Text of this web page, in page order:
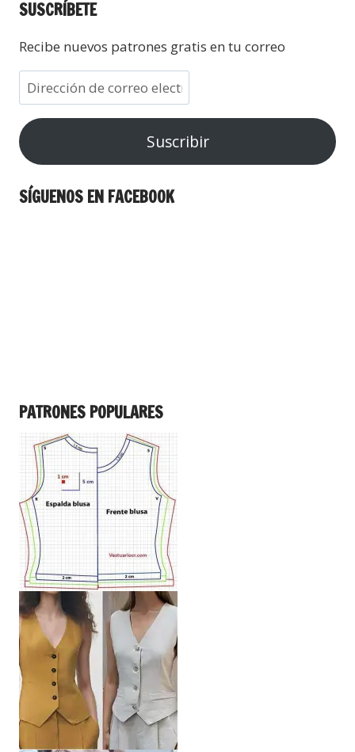
SUSCRÍBETE
Recibe nuevos patrones gratis en tu correo
Suscribir
SÍGUENOS EN FACEBOOK
PATRONES POPULARES